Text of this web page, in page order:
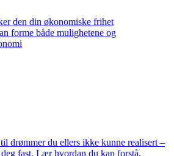
den din økonomiske frihet
forme både mulighetene og
drømmer du ellers ikke kunne realisert –
fast. Lær hvordan du kan forstå,